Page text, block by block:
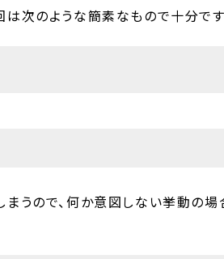
は次のような簡素なもので十分です
うので、何か意図しない挙動の